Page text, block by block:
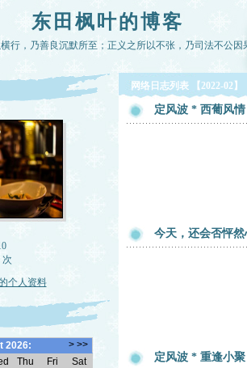
东田枫叶的博客
行，乃善良沉默所至；正义之所以不张，乃司法不公因
次
个人资料
网络日志列表 【2022-02】
定风波 * 西葡风
今天，还会否怦然
定风波 * 重逢小聚